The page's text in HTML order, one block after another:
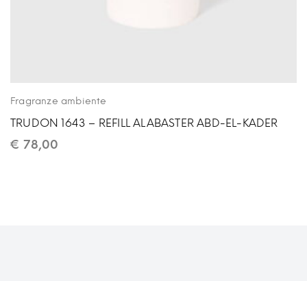
Fragranze ambiente
TRUDON 1643 – REFILL ALABASTER ABD-EL-KADER
€ 78,00